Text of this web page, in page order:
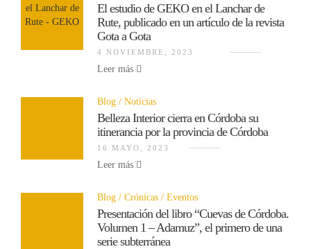
El estudio de GEKO en el Lanchar de
Rute, publicado en un artículo de la revista
Gota a Gota
4 NOVIEMBRE, 2023
Leer más
Blog Noticias
Belleza Interior cierra en Córdoba su
itinerancia por la provincia de Córdoba
16 MAYO, 2023
Leer más
Blog Crónicas Eventos
Presentación del libro “Cuevas de Córdoba.
Volumen 1 – Adamuz”, el primero de una
serie subterránea